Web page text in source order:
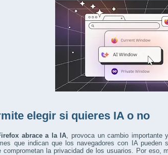
elegir si quieres IA o no
abrace a la IA , provoca un cambio importante
que indican que los navegadores con IA pueden
comprometan la privacidad de los usuarios. Por eso,